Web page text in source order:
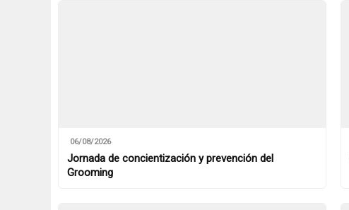
06/08/2026
Jornada de concientización y prevención del
Grooming